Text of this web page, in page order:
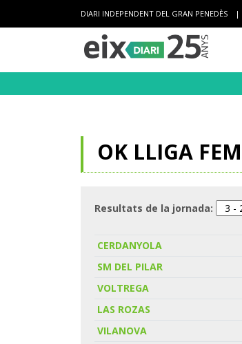
DIARI INDEPENDENT DEL GRAN PENEDÈS |
OK LLIGA
Resultats de la jornada:
CERDANYOLA
SM DEL PILAR
VOLTREGA
LAS ROZAS
VILANOVA